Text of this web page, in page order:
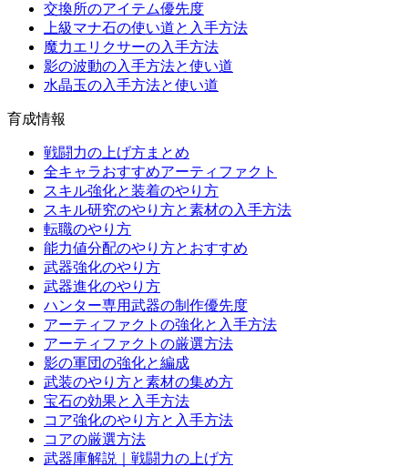
交換所のアイテム優先度
上級マナ石の使い道と入手方法
魔力エリクサーの入手方法
影の波動の入手方法と使い道
水晶玉の入手方法と使い道
育成情報
戦闘力の上げ方まとめ
全キャラおすすめアーティファクト
スキル強化と装着のやり方
スキル研究のやり方と素材の入手方法
転職のやり方
能力値分配のやり方とおすすめ
武器強化のやり方
武器進化のやり方
ハンター専用武器の制作優先度
アーティファクトの強化と入手方法
アーティファクトの厳選方法
影の軍団の強化と編成
武装のやり方と素材の集め方
宝石の効果と入手方法
コア強化のやり方と入手方法
コアの厳選方法
武器庫解説｜戦闘力の上げ方